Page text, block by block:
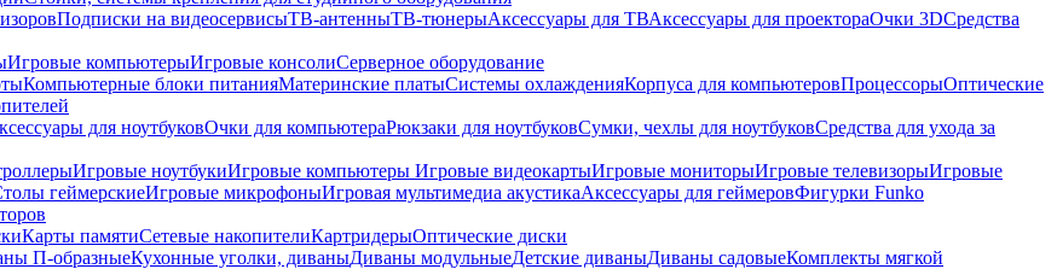
Подписки на видеосервисыТВ-антенныТВ-тюнерыАксессуары для ТВАксессуары для проектораОчки 3DСредства
Игровые компьютерыИгровые консолиСерверное оборудование
Компьютерные блоки питанияМатеринские платыСистемы охлажденияКорпуса для компьютеровПроцессорыОптические
для ноутбуковОчки для компьютераРюкзаки для ноутбуковСумки, чехлы для ноутбуковСредства для ухода за
Игровые ноутбукиИгровые компьютеры Игровые видеокартыИгровые мониторыИгровые телевизорыИгровые
геймерскиеИгровые микрофоныИгровая мультимедиа акустикаАксессуары для геймеровФигурки Funko
Карты памятиСетевые накопителиКартридерыОптические диски
П-образныеКухонные уголки, диваныДиваны модульныеДетские диваныДиваны садовыеКомплекты мягкой